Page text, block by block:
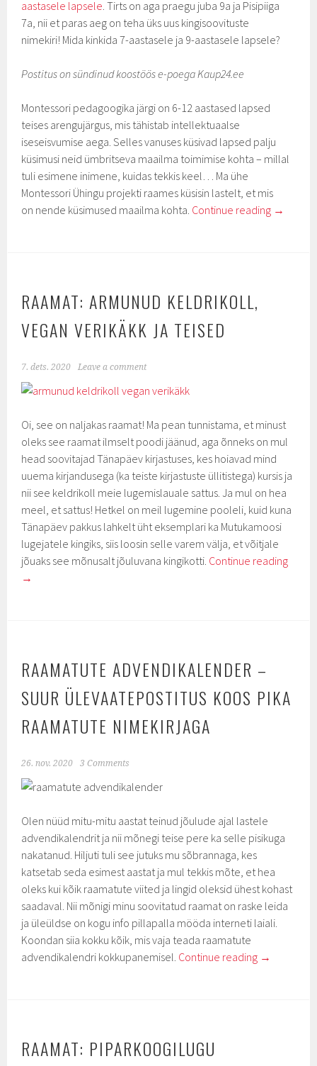
aastasele lapsele. Tirts on aga praegu juba 9a ja Pisipiiga
7a, nii et paras aeg on teha üks uus kingisoovituste
nimekiri! Mida kinkida 7-aastasele ja 9-aastasele lapsele?
Postitus on sündinud koostöös e-poega Kaup24.ee
Montessori pedagoogika järgi on 6-12 aastased lapsed
teises arengujärgus, mis tähistab intellektuaalse
iseseisvumise aega. Selles vanuses küsivad lapsed palju
küsimusi neid ümbritseva maailma toimimise kohta – millal
tuli esimene inimene, kuidas tekkis keel… Ma ühe
Montessori Ühingu projekti raames küsisin lastelt, et mis
on nende küsimused maailma kohta. Continue reading →
RAAMAT: ARMUNUD KELDRIKOLL,
VEGAN VERIKÄKK JA TEISED
7. dets. 2020 Leave a comment
Oi, see on naljakas raamat! Ma pean tunnistama, et minust
oleks see raamat ilmselt poodi jäänud, aga õnneks on mul
head soovitajad Tänapäev kirjastuses, kes hoiavad mind
uuema kirjandusega (ka teiste kirjastuste üllitistega) kursis ja
nii see keldrikoll meie lugemislauale sattus. Ja mul on hea
meel, et sattus! Hetkel on meil lugemine pooleli, kuid kuna
Tänapäev pakkus lahkelt üht eksemplari ka Mutukamoosi
lugejatele kingiks, siis loosin selle varem välja, et võitjale
jõuaks see mõnusalt jõuluvana kingikotti. Continue reading
→
RAAMATUTE ADVENDIKALENDER –
SUUR ÜLEVAATEPOSTITUS KOOS PIKA
RAAMATUTE NIMEKIRJAGA
26. nov. 2020 3 Comments
Olen nüüd mitu-mitu aastat teinud jõulude ajal lastele
advendikalendrit ja nii mõnegi teise pere ka selle pisikuga
nakatanud. Hiljuti tuli see jutuks mu sõbrannaga, kes
katsetab seda esimest aastat ja mul tekkis mõte, et hea
oleks kui kõik raamatute viited ja lingid oleksid ühest kohast
saadaval. Nii mõnigi minu soovitatud raamat on raske leida
ja üleüldse on kogu info pillapalla mööda interneti laiali.
Koondan siia kokku kõik, mis vaja teada raamatute
advendikalendri kokkupanemisel. Continue reading →
RAAMAT: PIPARKOOGILUGU